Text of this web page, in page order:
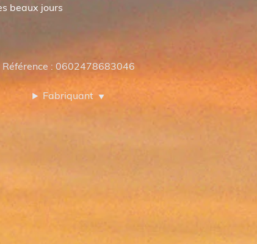
beaux jours
Référence : 0602478683046
Fabriquant ▼